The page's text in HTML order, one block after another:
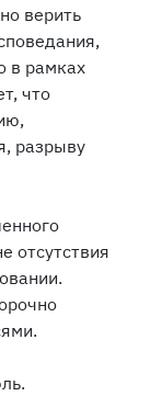
верить
в рамках
что
разрыву
отсутствия